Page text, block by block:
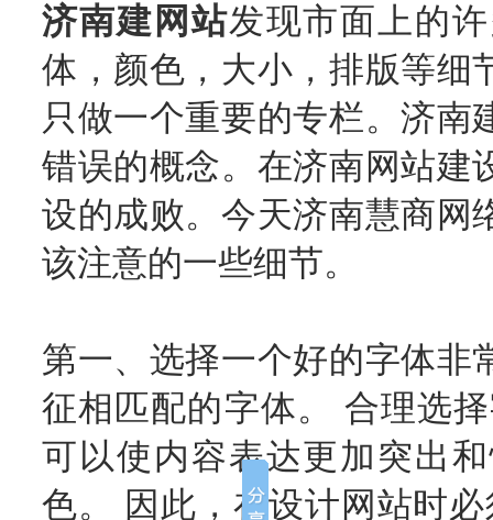
济南建网站发现市面上的
体，颜色，大小，排版等细
只做一个重要的专栏。济南
错误的概念。在济南网站建
设的成败。今天济南慧商网
该注意的一些细节。
第一、选择一个好的字体非
征相匹配的字体。 合理选
可以使内容表达更加突出
色。 因此，在设计网站时